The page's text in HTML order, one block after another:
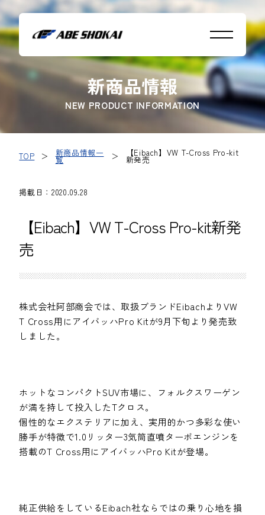
新商品情報
NEW PRODUCT INFORMATION
TOP ＞ 新商品情報一
覧 ＞ 【Eibach】VW T-Cross Pro-kit
新発売
掲載日：2020.09.28
【Eibach】VW T-Cross Pro-kit新発
売
株式会社阿部商会では、取扱ブランドEibachよりVW
T Cross用にアイバッハPro Kitが9月下旬より発売致
しました。
ホットなコンパクトSUV市場に、フォルクスワーゲン
が満を持して投入したTクロス。
個性的なエクステリアに加え、実用的かつ多彩な使い
勝手が特徴で1.0リッター3気筒直噴ターボエンジンを
搭載のT Cross用にアイバッハPro Kitが登場。
純正供給をしているEibach社ならではの乗り心地を損